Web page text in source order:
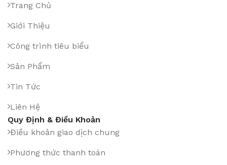
Trang Chủ
Giới Thiệu
Công trình tiêu biểu
Sản Phẩm
Tin Tức
Liên Hệ
Quy Định & Điều Khoản
Điều khoản giao dịch chung
Phương thức thanh toán